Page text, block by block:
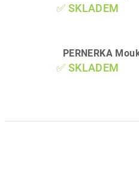
✅ SKLADEM
PERNERKA
✅ SKLADEM